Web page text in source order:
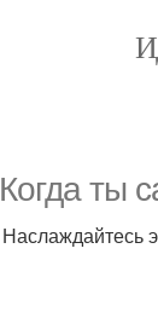
Когда ты
Наслаждайтесь